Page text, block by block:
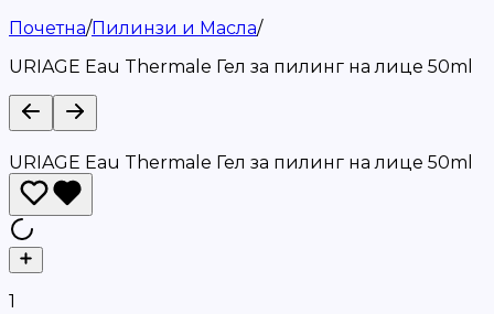
Почетна/Пилинзи и Масла/
URIAGE Eau Thermale Гел за пилинг на лице 50ml
URIAGE Eau Thermale Гел за пилинг на лице 50ml
1